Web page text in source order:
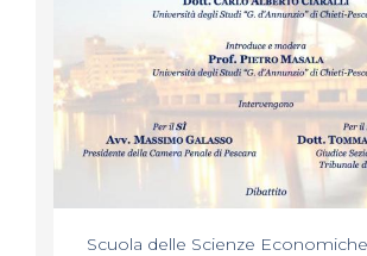
Scuola delle Scienze